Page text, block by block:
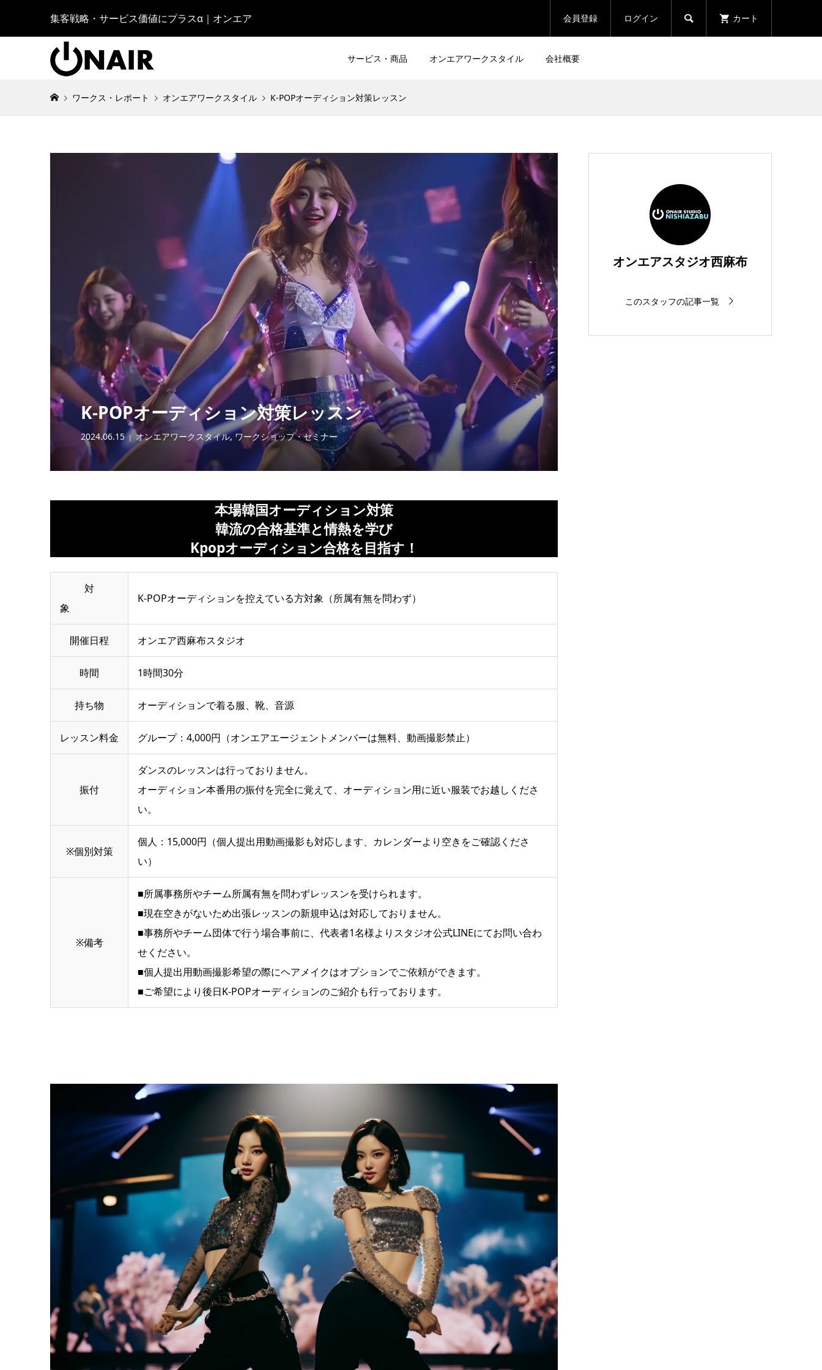
集客戦略・サービス価値にプラスα｜オンエア 会員登録 ログイン  カート
サービス・商品 オンエアワークスタイル 会社概要
ワークス・レポート オンエアワークスタイル K-POPオーディション対策レッスン
K-POPオーディション対策レッスン
2024.06.15 オンエアワークスタイル,ワークショップ・セミナー
本場韓国オーディション対策
韓流の合格基準と情熱を学び
Kpopオーディション合格を目指す！
対
象
K-POPオーディションを控えている方対象（所属有無を問わず）
開催日程 オンエア西麻布スタジオ
時間 1時間30分
持ち物 オーディションで着る服、靴、音源
レッスン料金 グループ：4,000円（オンエアエージェントメンバーは無料、動画撮影禁止）
振付
ダンスのレッスンは行っておりません。
オーディション本番用の振付を完全に覚えて、オーディション用に近い服装でお越しくださ
い。
※個別対策
個人：15,000円（個人提出用動画撮影も対応します、カレンダーより空きをご確認くださ
い）
※備考
■所属事務所やチーム所属有無を問わずレッスンを受けられます。
■現在空きがないため出張レッスンの新規申込は対応しておりません。
■事務所やチーム団体で行う場合事前に、代表者1名様よりスタジオ公式LINEにてお問い合わ
せください。
■個人提出用動画撮影希望の際にヘアメイクはオプションでご依頼ができます。
■ご希望により後日K-POPオーディションのご紹介も行っております。
オンエアスタジオ西麻布
このスタッフの記事一覧